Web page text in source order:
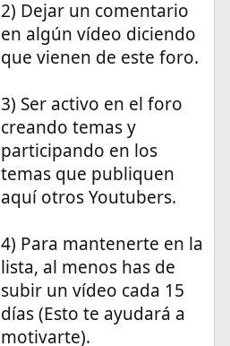
2) Dejar un comentario
en algún vídeo diciendo
que vienen de este foro.
3) Ser activo en el foro
creando temas y
participando en los
temas que publiquen
aquí otros Youtubers.
4) Para mantenerte en la
lista, al menos has de
subir un vídeo cada 15
días (Esto te ayudará a
motivarte).